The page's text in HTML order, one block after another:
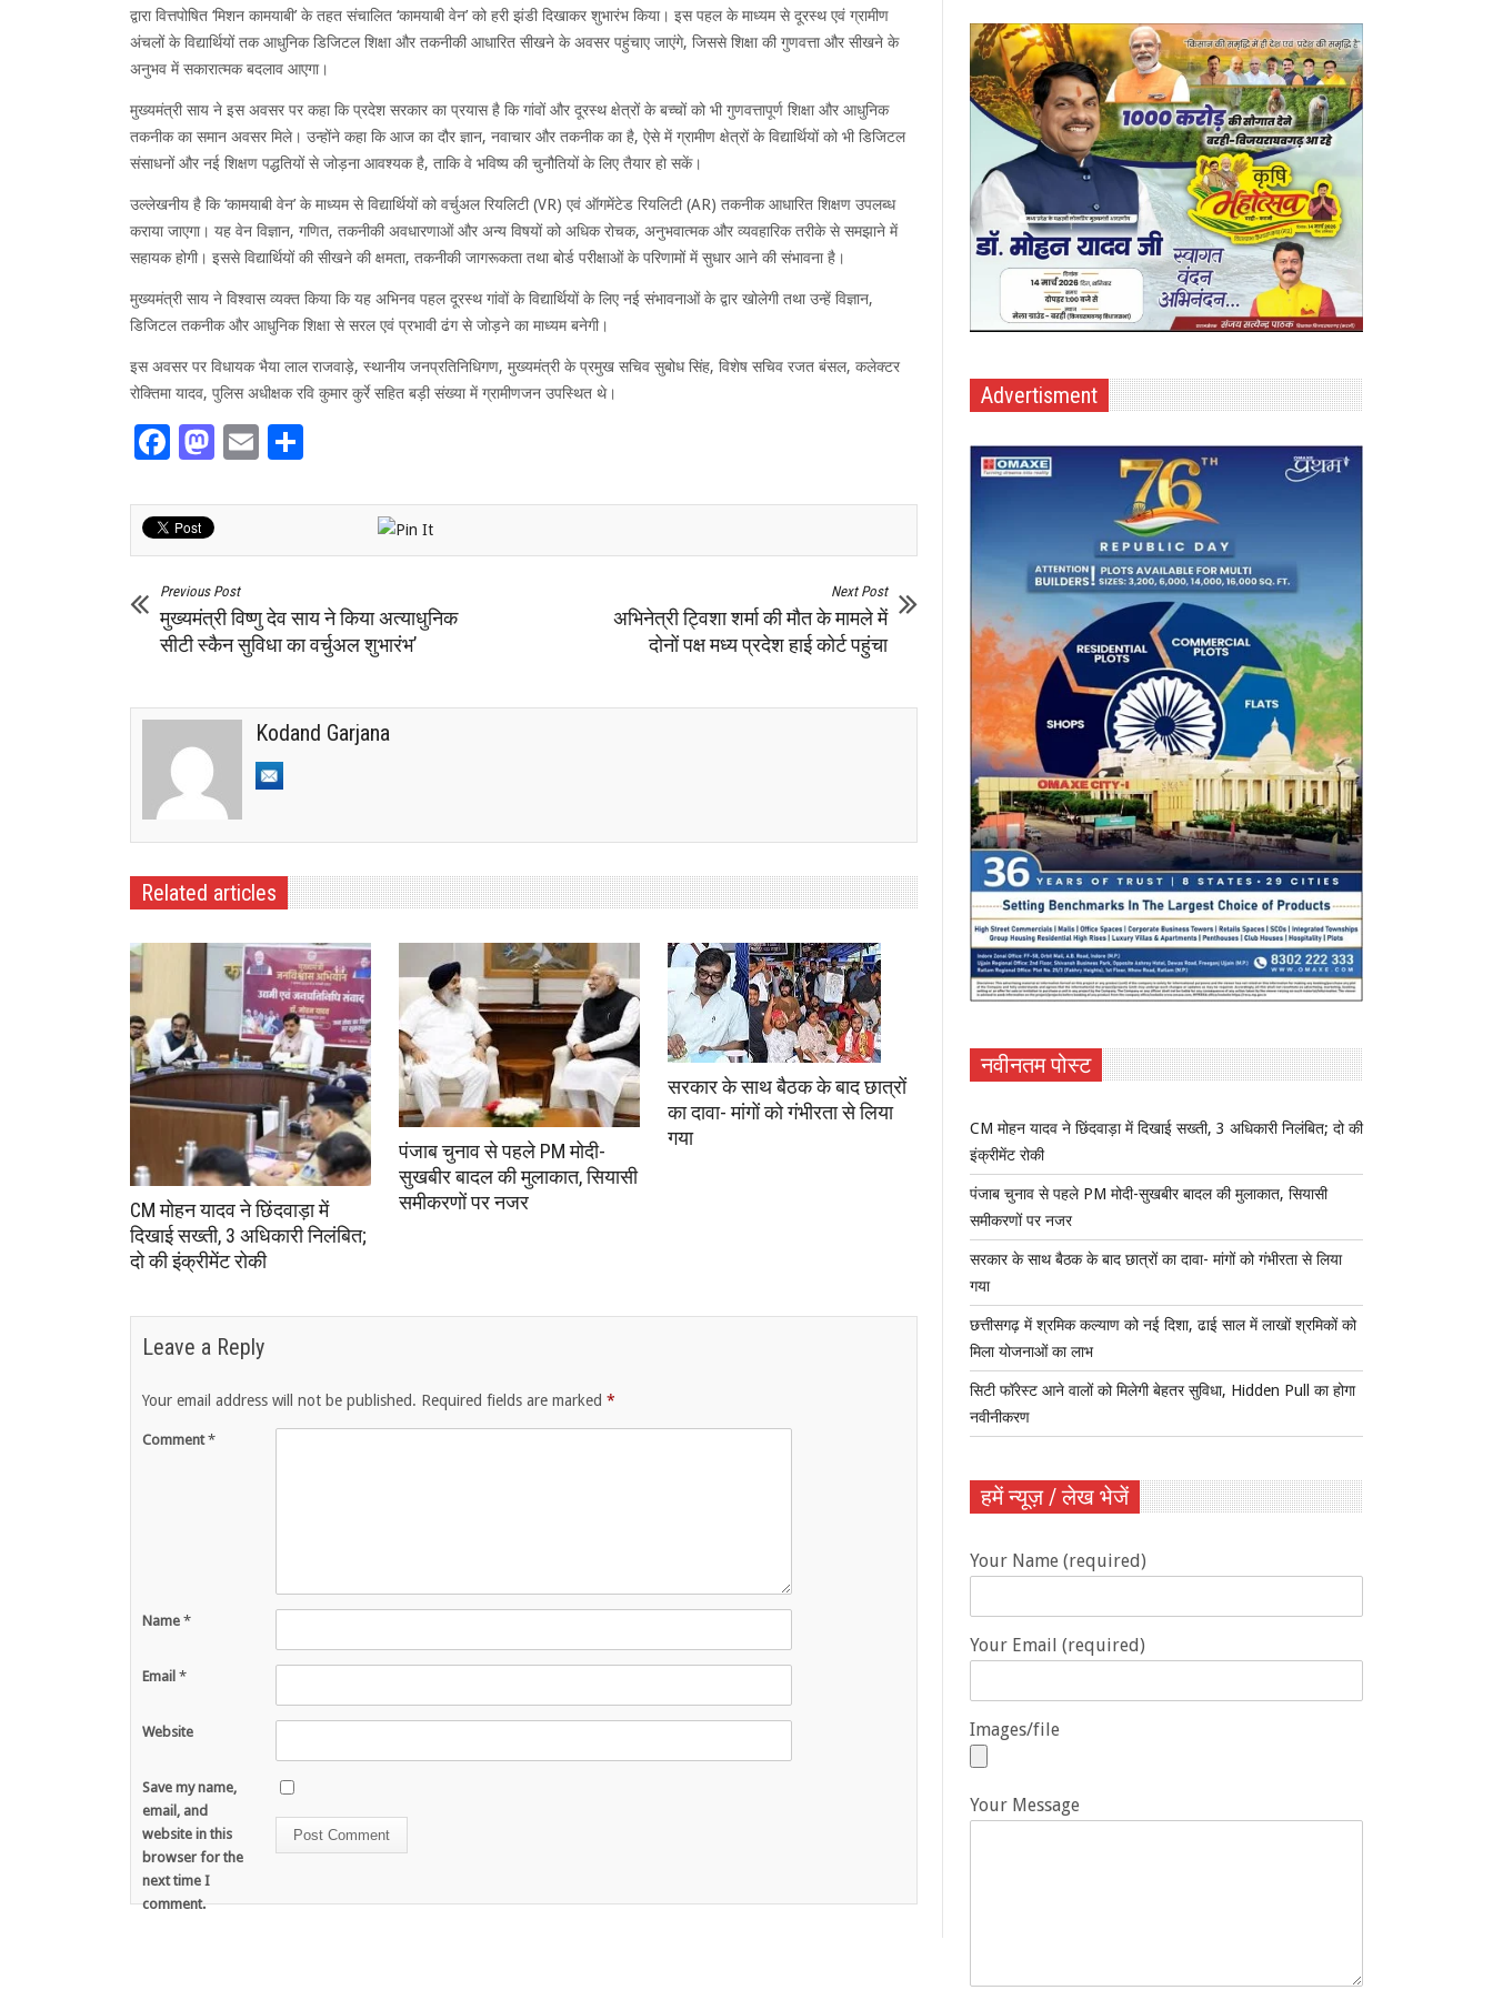
द्वारा वित्तपोषित ‘मिशन कामयाबी’ के तहत संचालित ‘कामयाबी वेन’ को हरी झंडी दिखाकर शुभारंभ किया। इस पहल के माध्यम से दूरस्थ एवं ग्रामीण
अंचलों के विद्यार्थियों तक आधुनिक डिजिटल शिक्षा और तकनीकी आधारित सीखने के अवसर पहुंचाए जाएंगे, जिससे शिक्षा की गुणवत्ता और सीखने के
अनुभव में सकारात्मक बदलाव आएगा।
मुख्यमंत्री साय ने इस अवसर पर कहा कि प्रदेश सरकार का प्रयास है कि गांवों और दूरस्थ क्षेत्रों के बच्चों को भी गुणवत्तापूर्ण शिक्षा और आधुनिक
तकनीक का समान अवसर मिले। उन्होंने कहा कि आज का दौर ज्ञान, नवाचार और तकनीक का है, ऐसे में ग्रामीण क्षेत्रों के विद्यार्थियों को भी डिजिटल
संसाधनों और नई शिक्षण पद्धतियों से जोड़ना आवश्यक है, ताकि वे भविष्य की चुनौतियों के लिए तैयार हो सकें।
उल्लेखनीय है कि ‘कामयाबी वेन’ के माध्यम से विद्यार्थियों को वर्चुअल रियलिटी (VR) एवं ऑगमेंटेड रियलिटी (AR) तकनीक आधारित शिक्षण उपलब्ध
कराया जाएगा। यह वेन विज्ञान, गणित, तकनीकी अवधारणाओं और अन्य विषयों को अधिक रोचक, अनुभवात्मक और व्यवहारिक तरीके से समझाने में
सहायक होगी। इससे विद्यार्थियों की सीखने की क्षमता, तकनीकी जागरूकता तथा बोर्ड परीक्षाओं के परिणामों में सुधार आने की संभावना है।
मुख्यमंत्री साय ने विश्वास व्यक्त किया कि यह अभिनव पहल दूरस्थ गांवों के विद्यार्थियों के लिए नई संभावनाओं के द्वार खोलेगी तथा उन्हें विज्ञान,
डिजिटल तकनीक और आधुनिक शिक्षा से सरल एवं प्रभावी ढंग से जोड़ने का माध्यम बनेगी।
इस अवसर पर विधायक भैया लाल राजवाड़े, स्थानीय जनप्रतिनिधिगण, मुख्यमंत्री के प्रमुख सचिव सुबोध सिंह, विशेष सचिव रजत बंसल, कलेक्टर
रोक्तिमा यादव, पुलिस अधीक्षक रवि कुमार कुर्रे सहित बड़ी संख्या में ग्रामीणजन उपस्थित थे।
Facebook
Mastodon
Email
Previous Post
मुख्यमंत्री विष्णु देव साय ने किया अत्याधुनिक
सीटी स्कैन सुविधा का वर्चुअल शुभारंभ’
Next Post
अभिनेत्री ट्विशा शर्मा की मौत के मामले में
दोनों पक्ष मध्य प्रदेश हाई कोर्ट पहुंचा
Kodand Garjana
Related articles
CM मोहन यादव ने छिंदवाड़ा में
दिखाई सख्ती, 3 अधिकारी निलंबित;
दो की इंक्रीमेंट रोकी
पंजाब चुनाव से पहले PM मोदी-
सुखबीर बादल की मुलाकात, सियासी
समीकरणों पर नजर
सरकार के साथ बैठक के बाद छात्रों
का दावा- मांगों को गंभीरता से लिया
गया
Leave a Reply
Your email address will not be published. Required fields are marked *
Comment*
Name *
Email *
Website
Save my name,
email, and
website in this
browser for the
next time I
comment.
Advertisment
नवीनतम पोस्ट
CM मोहन यादव ने छिंदवाड़ा में दिखाई सख्ती, 3 अधिकारी निलंबित; दो की
इंक्रीमेंट रोकी
पंजाब चुनाव से पहले PM मोदी-सुखबीर बादल की मुलाकात, सियासी
समीकरणों पर नजर
सरकार के साथ बैठक के बाद छात्रों का दावा- मांगों को गंभीरता से लिया
गया
छत्तीसगढ़ में श्रमिक कल्याण को नई दिशा, ढाई साल में लाखों श्रमिकों को
मिला योजनाओं का लाभ
सिटी फॉरेस्ट आने वालों को मिलेगी बेहतर सुविधा, Hidden Pull का होगा
नवीनीकरण
हमें न्यूज़ / लेख भेजें
Your Name (required)
Your Email (required)
Images/file
Your Message